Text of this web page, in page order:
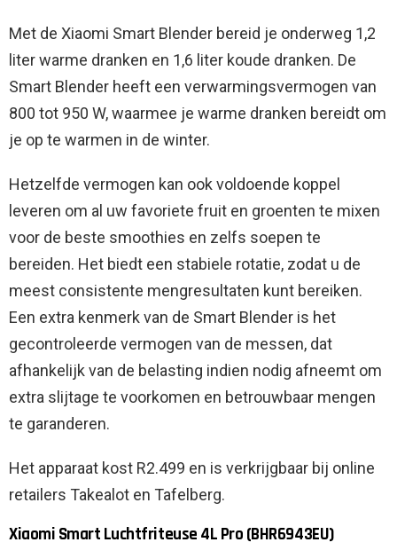
Met de Xiaomi Smart Blender bereid je onderweg 1,2
liter warme dranken en 1,6 liter koude dranken. De
Smart Blender heeft een verwarmingsvermogen van
800 tot 950 W, waarmee je warme dranken bereidt om
je op te warmen in de winter.
Hetzelfde vermogen kan ook voldoende koppel
leveren om al uw favoriete fruit en groenten te mixen
voor de beste smoothies en zelfs soepen te
bereiden. Het biedt een stabiele rotatie, zodat u de
meest consistente mengresultaten kunt bereiken.
Een extra kenmerk van de Smart Blender is het
gecontroleerde vermogen van de messen, dat
afhankelijk van de belasting indien nodig afneemt om
extra slijtage te voorkomen en betrouwbaar mengen
te garanderen.
Het apparaat kost R2.499 en is verkrijgbaar bij online
retailers Takealot en Tafelberg.
Xiaomi Smart Luchtfriteuse 4L Pro (BHR6943EU)